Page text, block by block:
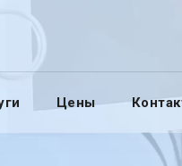
Цены